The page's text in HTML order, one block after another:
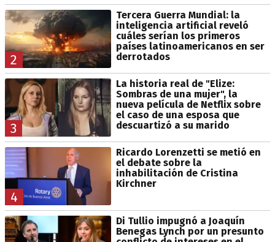
2
Tercera Guerra Mundial: la
inteligencia artificial reveló
cuáles serían los primeros
países latinoamericanos en ser
derrotados
3
La historia real de "Elize:
Sombras de una mujer", la
nueva película de Netflix sobre
el caso de una esposa que
descuartizó a su marido
4
Ricardo Lorenzetti se metió en
el debate sobre la
inhabilitación de Cristina
Kirchner
Di Tullio impugnó a Joaquín
Benegas Lynch por un presunto